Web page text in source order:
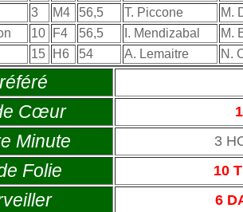
3 M4 56,5 T. Piccone
M.
10 F4 56,5 I. Mendizabal
M.
15 H6 54 A. Lemaitre N.
Cœur
Minute 3
Folie 10
6